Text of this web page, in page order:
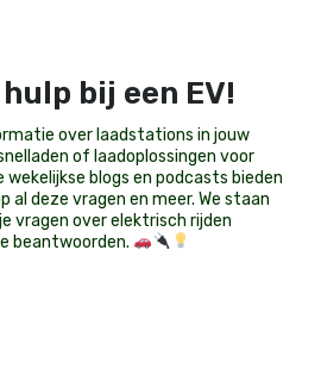
bij een EV!
over laadstations in jouw
of laadoplossingen voor
wekelijkse blogs en podcasts bieden
al deze vragen en meer. We staan
vragen over elektrisch rijden
beantwoorden.